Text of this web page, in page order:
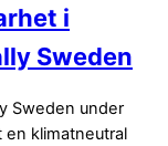
i
Sweden
Sweden under
klimatneutral